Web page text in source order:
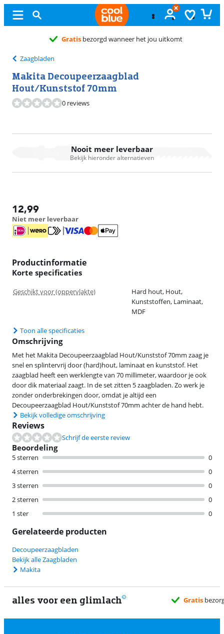
Gratis bezorgd wanneer het jou uitkomt
Zaagbladen
Makita Decoupeerzaagblad
Hout/Kunststof 70mm
0 reviews
Nooit meer leverbaar
Bekijk hieronder alternatieven
12,99
Niet meer leverbaar
Productinformatie
Korte specificaties
Geschikt voor (oppervlakte)
Hard hout, Hout,
Kunststoffen, Laminaat,
MDF
Toon alle specificaties
Omschrijving
Met het Makita Decoupeerzaagblad Hout/Kunststof 70mm zaag je
snel en splintervrij door (hard)hout, laminaat en kunststof. Het
zaagblad heeft een werklengte van 70 millimeter, waardoor je ook
door dik materiaal zaagt. In de set zitten 5 zaagbladen. Zo werk je
zonder onderbrekingen door, omdat je altijd een
Decoupeerzaagblad Hout/Kunststof 70mm achter de hand hebt.
Bekijk volledige omschrijving
Reviews
Schrijf de eerste review
Beoordeling
5 sterren
0
4 sterren
0
3 sterren
0
2 sterren
0
1 ster
0
Gerelateerde producten
Decoupeerzaagbladen
Bekijk alle Zaagbladen
Makita
alles voor een glimlach Gratis